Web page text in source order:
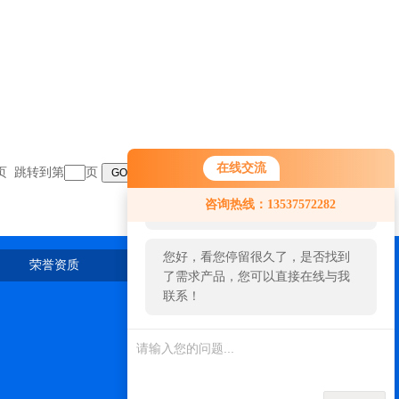
在线交流
咨询热线：13537572282
您好！欢迎前来咨询，很高兴为您
服务，请问您要咨询什么问题呢？
您好，看您停留很久了，是否找到
了需求产品，您可以直接在线与我
联系！
跳转到第 页
荣誉资质 在线留言 联系我们